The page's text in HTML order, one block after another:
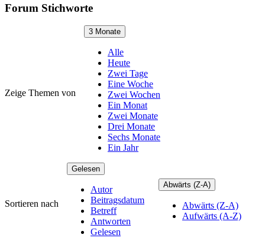
Forum Stichworte
Zeige Themen von
3 Monate
Alle
Heute
Zwei Tage
Eine Woche
Zwei Wochen
Ein Monat
Zwei Monate
Drei Monate
Sechs Monate
Ein Jahr
Sortieren nach
Gelesen
Autor
Beitragsdatum
Betreff
Antworten
Gelesen
Abwärts (Z-A)
Abwärts (Z-A)
Aufwärts (A-Z)